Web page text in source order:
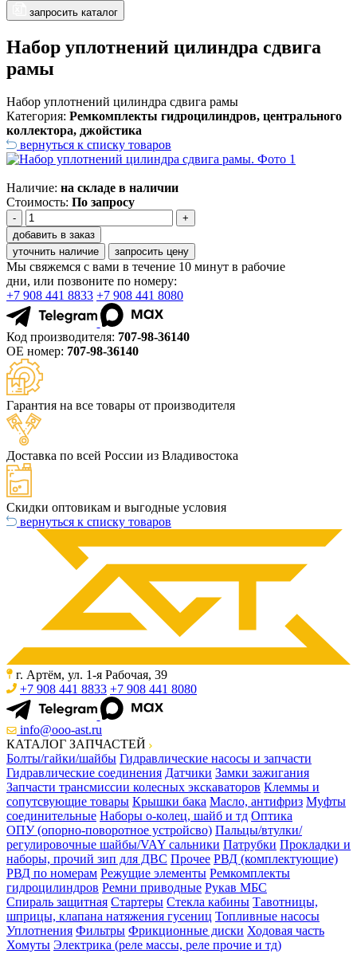
запросить каталог
Набор уплотнений цилиндра сдвига
рамы
Набор уплотнений цилиндра сдвига рамы
Категория: Ремкомплекты гидроцилиндров, центрального
коллектора, джойстика
вернуться к списку товаров
Наличие: на складе в наличии
Стоимость: По запросу
-
+
добавить в заказ
уточнить наличие
запросить цену
Мы свяжемся с вами в течение 10 минут в рабочие
дни, или позвоните по номеру:
+7 908 441 8833 +7 908 441 8080
Код производителя: 707-98-36140
ОЕ номер: 707-98-36140
Гарантия на все товары от производителя
Доставка по всей России из Владивостока
Скидки оптовикам и выгодные условия
вернуться к списку товаров
г. Артём, ул. 1-я Рабочая, 39
+7 908 441 8833 +7 908 441 8080
info@ooo-ast.ru
КАТАЛОГ ЗАПЧАСТЕЙ
Болты/гайки/шайбы Гидравлические насосы и запчасти
Гидравлические соединения Датчики Замки зажигания
Запчасти трансмиссии колесных экскаваторов Клеммы и
сопутсвующие товары Крышки бака Масло, антифриз Муфты
соединительные Наборы о-колец, шайб и тд Оптика
ОПУ (опорно-поворотное устройсво) Пальцы/втулки/
регулировочные шайбы/VAY сальники Патрубки Прокладки и
наборы, прочий зип для ДВС Прочее РВД (комплектующие)
РВД по номерам Режущие элементы Ремкомплекты
гидроцилиндров Ремни приводные Рукав МБС
Спираль защитная Стартеры Стекла кабины Тавотницы,
шприцы, клапана натяжения гусениц Топливные насосы
Уплотнения Фильтры Фрикционные диски Ходовая часть
Хомуты Электрика (реле массы, реле прочие и тд)